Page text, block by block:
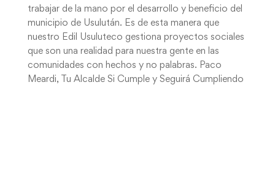
trabajar de la mano por el desarrollo y beneficio del
municipio de Usulután. Es de esta manera que
nuestro Edil Usuluteco gestiona proyectos sociales
que son una realidad para nuestra gente en las
comunidades con hechos y no palabras. Paco
Meardi, Tu Alcalde Si Cumple y Seguirá Cumpliendo